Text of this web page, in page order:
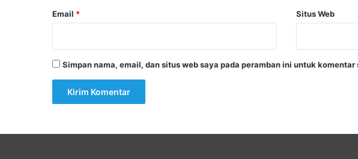
Email * Situs Web
Simpan nama, email, dan situs web saya pada peramban ini untuk